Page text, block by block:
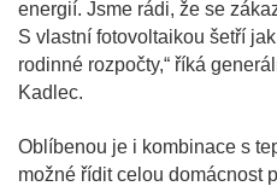
energií. Jsme rádi, že se
S vlastní fotovoltaikou šetří
rodinné rozpočty,“ říká
Kadlec.
Oblíbenou je i kombinace s
možné řídit celou domácnost